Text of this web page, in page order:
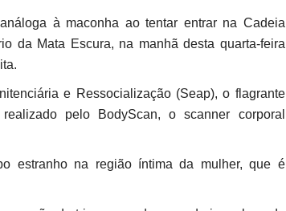
à maconha ao tentar entrar na Cadeia
da Mata Escura, na manhã desta quarta-feira
e Ressocialização (Seap), o flagrante
pelo BodyScan, o scanner corporal
estranho na região íntima da mulher, que é